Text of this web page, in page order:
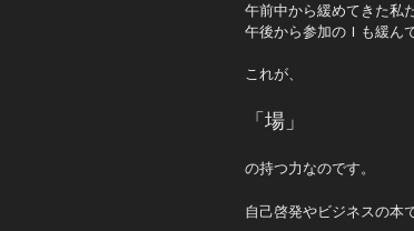
午前中から緩めてきた私
午後から参加のＩも緩ん
これが、
「場」
の持つ力なのです。
自己啓発やビジネスの本